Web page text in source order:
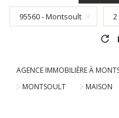
95560 - Montsoult 2
AGENCE IMMOBILIÈRE À
MONTSOULT
MAISON